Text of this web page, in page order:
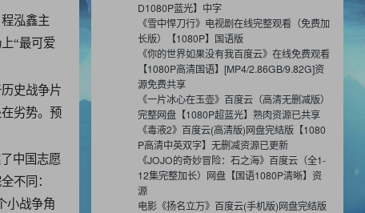
泓鑫主
“最可爱
史战争片
劣势。预
中国志愿
不同：
小战争角
D1080P蓝光】中字
《雪中悍刀行》电视剧在线完整观看（免费加
长版）【1080P】国语版
《你的世界如果没有我百度云》在线免费观看
【1080P高清国语】[MP4/2.86GB/9.82G]资
源免费共享
《一片冰心在玉壶》百度云（高清无删减版）
完整网盘【1080P超蓝光】熟肉资源已共享
《毒液2》百度云(高清版)网盘完结版【1080
P高清中英双字】无删减资源已更新
《JOJO的奇妙冒险：石之海》百度云（全1-
12集完整加长）网盘【国语1080P清晰】资
源
电影《扬名立万》百度云(手机版)网盘完结版